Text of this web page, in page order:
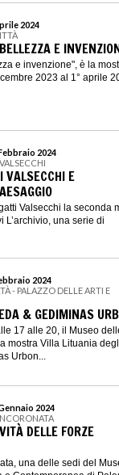
2024
E
e invenzione", è la
2023 al 1° aprile
2024
VALSECCHI E
Valsecchi la seconda
L’archivio, una serie di
2024
- PALAZZO DELLE ARTI E
& GEDIMINAS
17 alle 20, il Museo
mostra Villa Lituania
Urbon...
2024
DELLE FORZE
una delle sedi del